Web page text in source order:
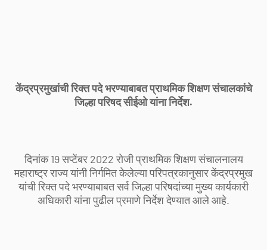
केंद्रप्रमुखांची रिक्त पदे भरण्याबाबत प्राथमिक शिक्षण संचालकांचे
जिल्हा परिषद सीईओ यांना निर्देश.
दिनांक 19 सप्टेंबर 2022 रोजी प्राथमिक शिक्षण संचालनालय
महाराष्ट्र राज्य यांनी निर्गमित केलेल्या परिपत्रकानुसार केंद्रप्रमुख
यांची रिक्त पदे भरण्याबाबत सर्व जिल्हा परिषदांच्या मुख्य कार्यकारी
अधिकारी यांना पुढील प्रमाणे निर्देश देण्यात आले आहे.